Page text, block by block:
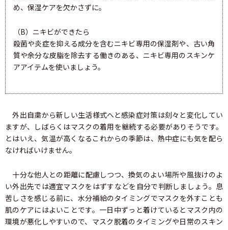
め、保湿ケアを欠かさずに。
（B）ニキビができたら
殺菌や炎症を抑える成分を含むニキビ専用の保湿剤や、古い角
質や余分な皮脂を除去する働きのある、ニキビ専用のスキンケ
アアイテムを使いましょう。
外出自粛から新しい生活様式へと感染症対策は刻々と変化してい
ますが、しばらくはマスクの着用を継続する必要がありそうです。
とはいえ、気温が高くなるこれからの季節は、熱中症にも気を配ら
なければいけません。
十分な他人との距離に配慮しつつ、換気のよい場所や風抜けのよ
い外出先では適宜マスクをはずすなどを自分で判断しましょう。息
苦しさを感じる前に、水分補給のタイミングでマスクを外すことも
肌のケアにはよいことです。一日中ずっと着けているとマスク内の
環境が悪化しやすいので、マスク脱着のタイミングや日常のスキン